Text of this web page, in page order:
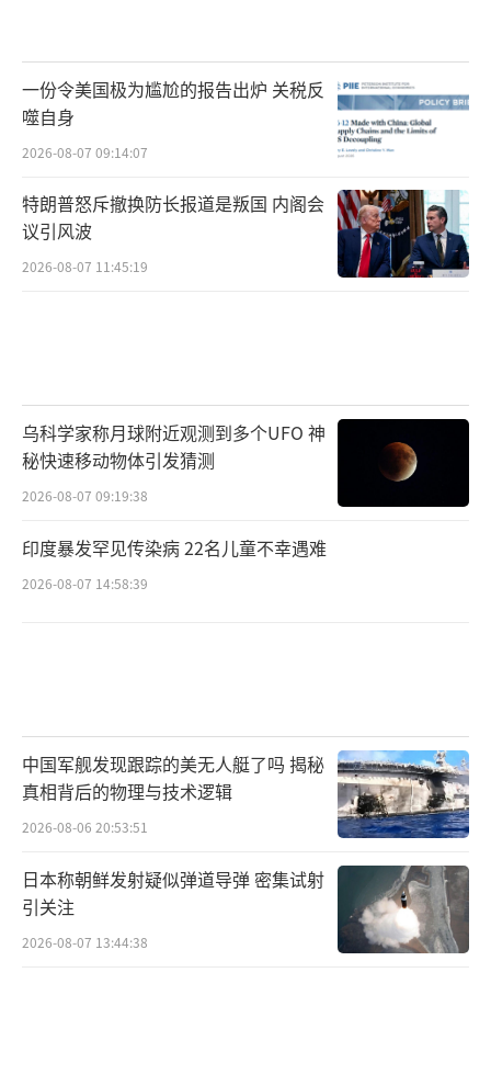
一份令美国极为尴尬的报告出炉 关税反
噬自身
2026-08-07 09:14:07
特朗普怒斥撤换防长报道是叛国 内阁会
议引风波
2026-08-07 11:45:19
乌科学家称月球附近观测到多个UFO 神
秘快速移动物体引发猜测
2026-08-07 09:19:38
印度暴发罕见传染病 22名儿童不幸遇难
2026-08-07 14:58:39
中国军舰发现跟踪的美无人艇了吗 揭秘
真相背后的物理与技术逻辑
2026-08-06 20:53:51
日本称朝鲜发射疑似弹道导弹 密集试射
引关注
2026-08-07 13:44:38